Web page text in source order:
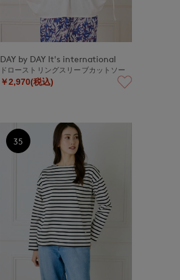
DAY by DAY It's international
ドローストリングスリーブカットソー
￥2,970(税込)
35